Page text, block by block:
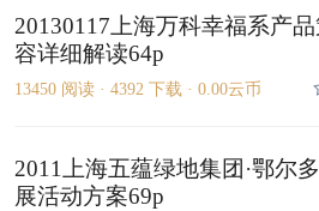
20130117上海万科幸福系产
容详细解读64p
13450 阅读 · 4392 下载 · 0.00云币
2011上海五蕴绿地集团·鄂尔
展活动方案69p